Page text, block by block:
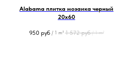
Alabama плитка мозаика черный
20х60
950 руб / 1 m² 1 572 руб / 1 m²